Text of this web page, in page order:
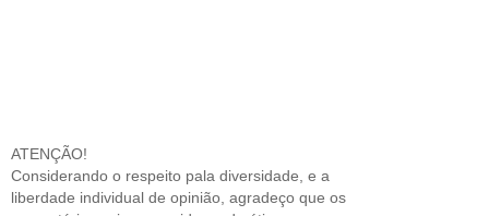
ATENÇÃO!
Considerando o respeito pala diversidade, e a
liberdade individual de opinião, agradeço que os